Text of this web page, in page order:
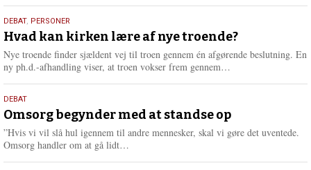
e
r
e
25.
juli
2026
DEBAT, PERSONER
Hvad kan kirken lære af nye troende?
Nye troende finder sjældent vej til troen gennem én afgørende beslutning. En
ny ph.d.-afhandling viser, at troen vokser frem gennem…
e
r
e
9.
juli
2026
DEBAT
Omsorg begynder med at standse op
”Hvis vi vil slå hul igennem til andre mennesker, skal vi gøre det uventede.
Omsorg handler om at gå lidt…